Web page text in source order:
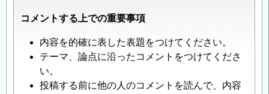
コメントする上での重要事項
内容を的確に表した表題をつけてください。
テーマ、論点に沿ったコメントをつけてくださ
い。
投稿する前に他の人のコメントを読んで、内容